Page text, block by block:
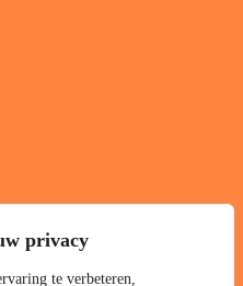
privacy
te verbeteren,